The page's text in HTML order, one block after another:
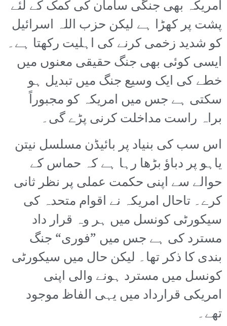
امریکہ بھی جنگی سامان کی کمک کے لئے
پشت پر کھڑا ہے لیکن حزب اللہ اسرائیل
کو شدید زخمی کرنے کی اہلیت رکھتا ہے۔
ایسی کوئی بھی جنگ حقیقی معنوں میں
خطے کی ایک وسیع جنگ میں تبدیل ہو
سکتی ہے جس میں امریکہ کو مجبوراً
براہ راست مداخلت کرنی پڑے گی۔
اس سب کی بنیاد پر بائیڈن مسلسل نیتن
یاہو پر دباؤ بڑھا رہا ہے کہ حماس کے
حوالے سے اپنی حکمت عملی پر نظر ثانی
کرے۔ تاحال امریکہ نے اقوام متحدہ کی
سیکورٹی کونسل میں ہر وہ قرار داد
مسترد کی ہے جس میں ”فوری“ جنگ
بندی کا ذکر تھا۔ لیکن حال میں سیکورٹی
کونسل میں مسترد ہونے والی اپنی
امریکی قرارداد میں یہی الفاظ موجود
تھے۔